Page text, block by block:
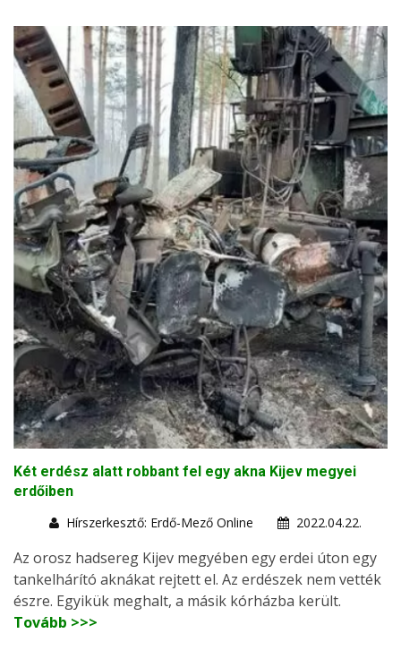
Két erdész alatt robbant fel egy akna Kijev megyei
erdőiben
Hírszerkesztő: Erdő-Mező Online
2022.04.22.
Az orosz hadsereg Kijev megyében egy erdei úton egy
tankelhárító aknákat rejtett el. Az erdészek nem vették
észre. Egyikük meghalt, a másik kórházba került.
Tovább >>>